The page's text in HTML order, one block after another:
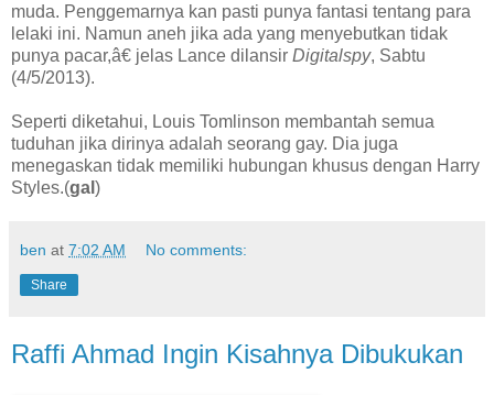
muda. Penggemarnya kan pasti punya fantasi tentang para
lelaki ini. Namun aneh jika ada yang menyebutkan tidak
punya pacar,â€ jelas Lance dilansir Digitalspy, Sabtu
(4/5/2013).
Seperti diketahui, Louis Tomlinson membantah semua
tuduhan jika dirinya adalah seorang gay. Dia juga
menegaskan tidak memiliki hubungan khusus dengan Harry
Styles.(gal )
ben at 7:02 AM No comments:
Share
Raffi Ahmad Ingin Kisahnya Dibukukan